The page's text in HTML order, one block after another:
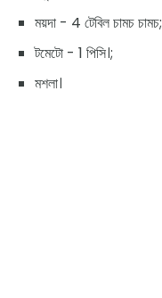
ময়দা - 4 টেবিল চামচ চামচ;
টমেটো - 1 পিসি।;
মশলা।